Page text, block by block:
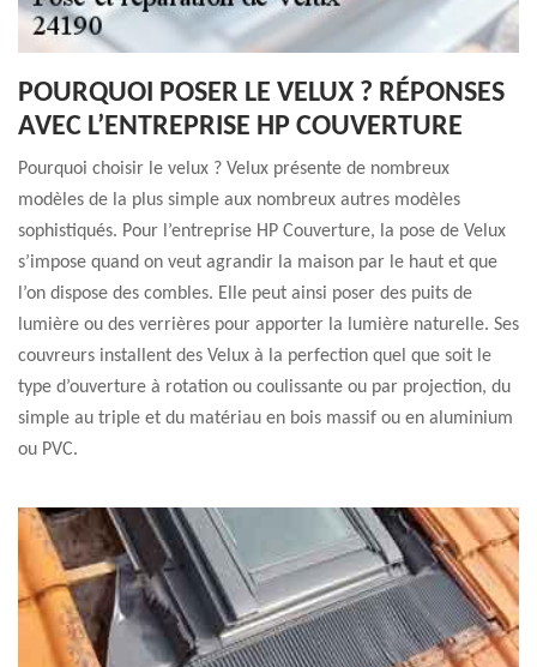
POURQUOI POSER LE VELUX ? RÉPONSES
AVEC L’ENTREPRISE HP COUVERTURE
Pourquoi choisir le velux ? Velux présente de nombreux
modèles de la plus simple aux nombreux autres modèles
sophistiqués. Pour l’entreprise HP Couverture, la pose de Velux
s’impose quand on veut agrandir la maison par le haut et que
l’on dispose des combles. Elle peut ainsi poser des puits de
lumière ou des verrières pour apporter la lumière naturelle. Ses
couvreurs installent des Velux à la perfection quel que soit le
type d’ouverture à rotation ou coulissante ou par projection, du
simple au triple et du matériau en bois massif ou en aluminium
ou PVC.